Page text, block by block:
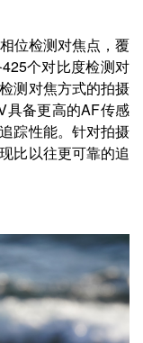
位检测对焦点，覆
个对比度检测对
测对焦方式的拍摄
具备更高的AF传感
踪性能。针对拍摄
比以往更可靠的追